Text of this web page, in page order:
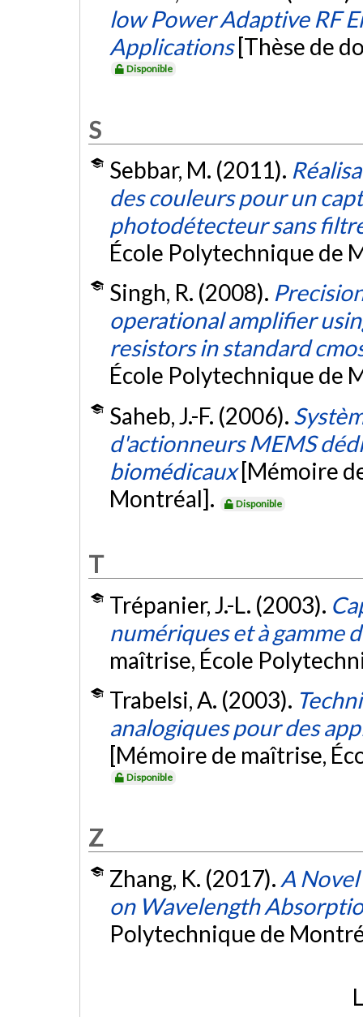
low Power Adaptive RF
Applications [Thèse de
Disponible
S
Sebbar, M. (2011).
des couleurs pour un
photodétecteur sans
École Polytechnique de
Singh, R. (2008).
operational amplifier
resistors in standard
École Polytechnique de
Saheb, J.-F. (2006).
d'actionneurs MEMS
biomédicaux [Mémoire
Montréal].
Disponible
T
Trépanier, J.-L. (2003).
numériques et à gamme
maîtrise, École
Trabelsi, A. (2003).
analogiques pour des
[Mémoire de maîtrise,
Disponible
Z
Zhang, K. (2017). A
on Wavelength
Polytechnique de